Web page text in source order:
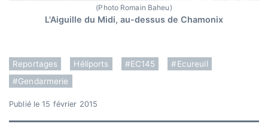
(Photo Romain Baheu)
L'Aiguille du Midi, au-dessus de Chamonix
Reportages Héliports #EC145
#Ecureuil
#Gendarmerie
Publié le 15 février 2015